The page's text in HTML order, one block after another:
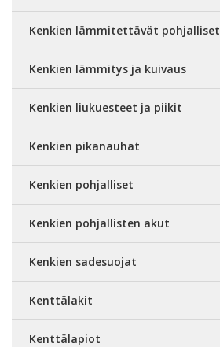
Kenkien lämmitettävät pohjalliset
Kenkien lämmitys ja kuivaus
Kenkien liukuesteet ja piikit
Kenkien pikanauhat
Kenkien pohjalliset
Kenkien pohjallisten akut
Kenkien sadesuojat
Kenttälakit
Kenttälapiot